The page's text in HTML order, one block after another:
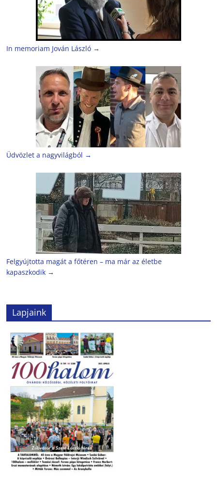
In memoriam Jován László →
Üdvözlet a nagyvilágból →
Felgyújtotta magát a főtéren – ma már az életbe
kapaszkodik →
Lapjaink